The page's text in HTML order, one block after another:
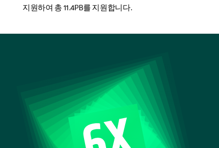
지원하여 총 11.4PB를 지원합니다.